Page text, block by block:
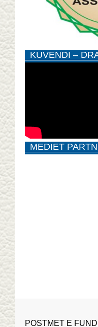
KUVENDI –
MEDIET
POSTMET E